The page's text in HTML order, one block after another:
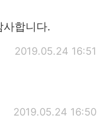
사합니다.
2019.05.24 16:51
2019.05.24 16:50